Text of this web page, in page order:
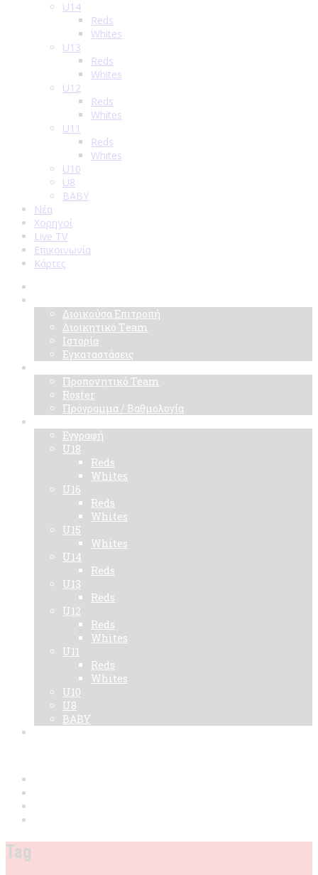
U14
Reds
Whites
U13
Reds
Whites
U12
Reds
Whites
U11
Reds
Whites
U10
U8
BABY
Νέα
Χορηγοί
Live TV
Επικοινωνία
Κάρτες
Διοικούσα Επιτροπή
Διοικητικό Τeam
Ιστορία
Εγκαταστάσεις
Προπονητικό Team
Roster
Πρόγραμμα / Βαθμολογία
Εγγραφή
U18
Reds
Whites
U16
Reds
Whites
U15
Whites
U14
Reds
U13
Reds
U12
Reds
Whites
U11
Reds
Whites
U10
U8
BABY
Tag